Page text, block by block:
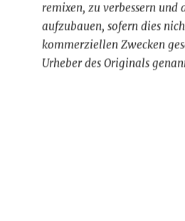
remixen, zu verbessern und
aufzubauen, sofern dies
kommerziellen Zwecken
Urheber des Originals